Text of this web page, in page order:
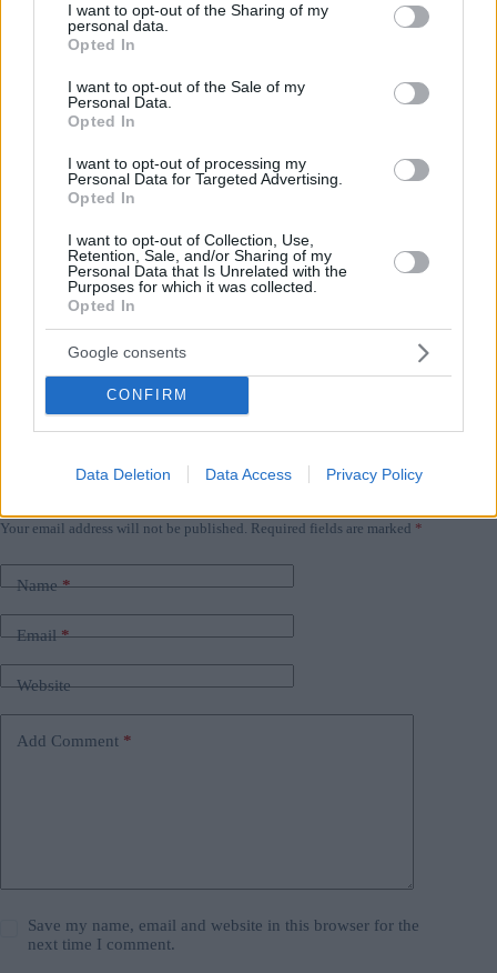
not limited to your visit or usage behaviour. You may click to
grant or deny consent to Google and its third-party tags to
use your data for below specified purposes in below Google
consent section.
I want to opt-out of the Sharing of my
personal data.
Opted In
I want to opt-out of the Sale of my
Personal Data.
Opted In
I want to opt-out of processing my
Personal Data for Targeted Advertising.
Opted In
I want to opt-out of Collection, Use,
Retention, Sale, and/or Sharing of my
Personal Data that Is Unrelated with the
Purposes for which it was collected.
Opted In
Google consents
CONFIRM
Data Deletion Data Access Privacy Policy
Weidel ha inoltre affermato che Bruxelles sta esercitando una
forte influenza sulle elezioni ungheresi per installare il leader
dell’opposizione al potere. Ha definito Magyar Péter “non
credibile” e un “burattino di Bruxelles”, sostenendo che
legherà l’Ungheria più strettamente alle direttive dell’UE e
“Non credo che sarà eletto ad aprile”, ha detto, “ma questo
movimento deve essere osservato con attenzione, perché
interna del Paese”.
Se ve lo siete perso:
Orbán modello per la Germania
#ungheria unione europea #viktor orban
Your email address will not be published. Required fields are marked *
Name*
Email*
Website
Add Comment *
Save my name, email and website in this browser for the
next time I comment.